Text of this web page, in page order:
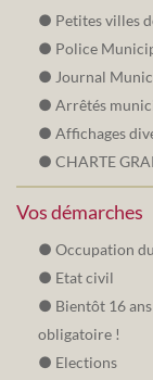
Petites villes
Police
Journal
Arrêtés
Affichages
CHARTE
Vos démarches
Occupation
Etat civil
Bientôt 16
obligatoire !
Elections